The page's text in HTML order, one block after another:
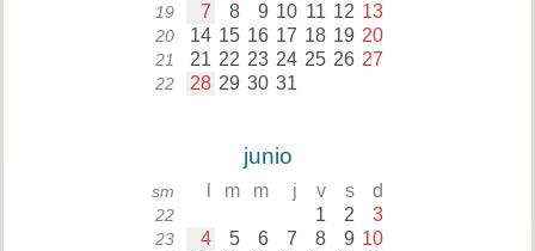
19 7 8 9 10 11 12 13
20 14 15 16 17 18 19 20
21 21 22 23 24 25 26 27
22 28 29 30 31
junio
sm m m j v s d
22 1 2 3
23 4 5 6 7 8 9 10